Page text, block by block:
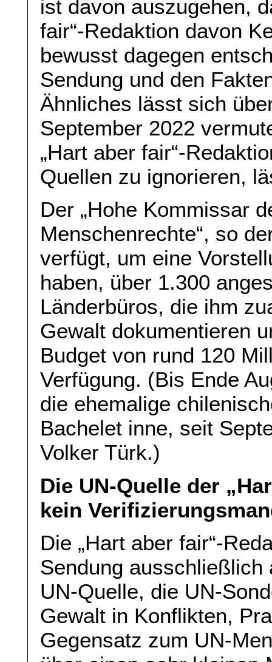
ist davon auszugehen,
fair“-Redaktion davon
bewusst dagegen
Sendung und den
Ähnliches lässt sich
September 2022
„Hart aber fair“-
Quellen zu ignorieren,
Der „Hohe Kommissar
Menschenrechte“, so
verfügt, um eine
haben, über 1.300
Länderbüros, die ihm
Gewalt dokumentieren
Budget von rund 120
Verfügung. (Bis Ende
die ehemalige
Bachelet inne, seit
Volker Türk.)
Die UN-Quelle der
kein
Die „Hart aber fair“-
Sendung
UN-Quelle, die UN-
Gewalt in Konflikten,
Gegensatz zum UN-